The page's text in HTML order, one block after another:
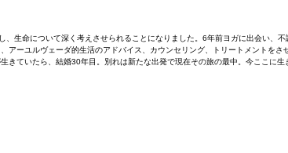
生命について深く考えさせられることになりました。6年前ヨガに出会い、
ーユルヴェーダ的生活のアドバイス、カウンセリング、トリートメントを
ていたら、結婚30年目。別れは新たな出発で現在その旅の最中。今ここに